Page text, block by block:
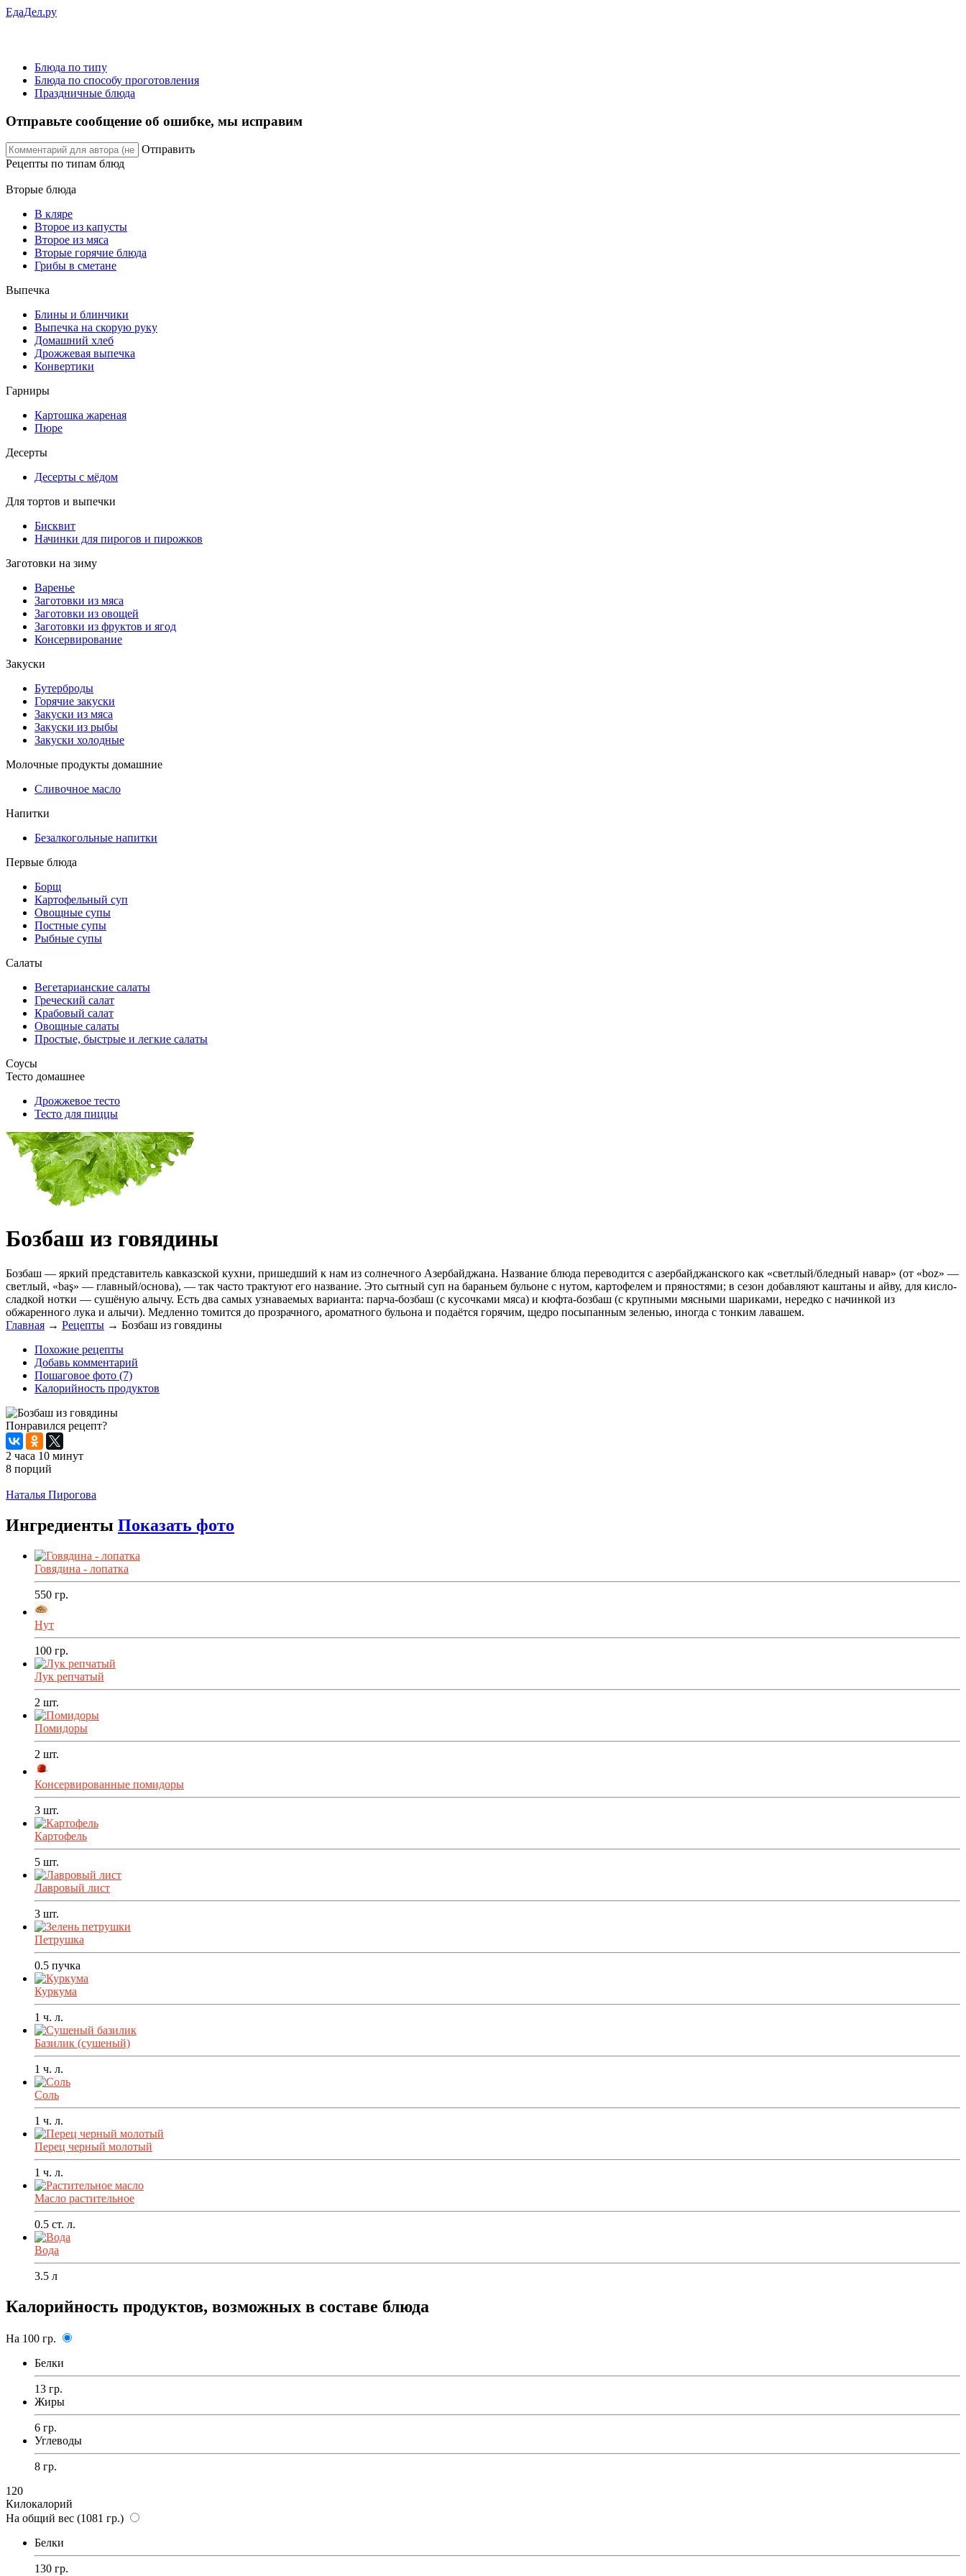
ЕдаДел.ру
Блюда по типу
Блюда по способу проготовления
Праздничные блюда
Отправьте сообщение об ошибке, мы исправим
Отправить
Рецепты по типам блюд
Вторые блюда
В кляре
Второе из капусты
Второе из мяса
Вторые горячие блюда
Грибы в сметане
Выпечка
Блины и блинчики
Выпечка на скорую руку
Домашний хлеб
Дрожжевая выпечка
Конвертики
Гарниры
Картошка жареная
Пюре
Десерты
Десерты с мёдом
Для тортов и выпечки
Бисквит
Начинки для пирогов и пирожков
Заготовки на зиму
Варенье
Заготовки из мяса
Заготовки из овощей
Заготовки из фруктов и ягод
Консервирование
Закуски
Бутерброды
Горячие закуски
Закуски из мяса
Закуски из рыбы
Закуски холодные
Молочные продукты домашние
Сливочное масло
Напитки
Безалкогольные напитки
Первые блюда
Борщ
Картофельный суп
Овощные супы
Постные супы
Рыбные супы
Салаты
Вегетарианские салаты
Греческий салат
Крабовый салат
Овощные салаты
Простые, быстрые и легкие салаты
Соусы
Тесто домашнее
Дрожжевое тесто
Тесто для пиццы
Бозбаш из говядины
Бозбаш — яркий представитель кавказской кухни, пришедший к нам из солнечного Азербайджана. Название блюда переводится с азербайджанского как «светлый/бледный навар» (от «boz» —
светлый, «baş» — главный/основа), — так часто трактуют его название. Это сытный суп на бараньем бульоне с нутом, картофелем и пряностями; в сезон добавляют каштаны и айву, для кисло-
сладкой нотки — сушёную алычу. Есть два самых узнаваемых варианта: парча-бозбаш (с кусочками мяса) и кюфта-бозбаш (с крупными мясными шариками, нередко с начинкой из
обжаренного лука и алычи). Медленно томится до прозрачного, ароматного бульона и подаётся горячим, щедро посыпанным зеленью, иногда с тонким лавашем.
Главная → Рецепты → Бозбаш из говядины
Похожие рецепты
Добавь комментарий
Пошаговое фото (7)
Калорийность продуктов
Понравился рецепт?
2 часа 10 минут
8 порций
Наталья Пирогова
Ингредиенты Показать фото
Говядина - лопатка
550 гр.
Нут
100 гр.
Лук репчатый
2 шт.
Помидоры
2 шт.
Консервированные помидоры
3 шт.
Картофель
5 шт.
Лавровый лист
3 шт.
Петрушка
0.5 пучка
Куркума
1 ч. л.
Базилик (сушеный)
1 ч. л.
Соль
1 ч. л.
Перец черный молотый
1 ч. л.
Масло растительное
0.5 ст. л.
Вода
3.5 л
Калорийность продуктов, возможных в составе блюда
На 100 гр.
Белки
13 гр.
Жиры
6 гр.
Углеводы
8 гр.
120
Килокалорий
На общий вес (1081 гр.)
Белки
130 гр.